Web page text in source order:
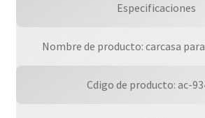
Especificaciones
Nombre de producto: carcasa
Cdigo de producto: ac-